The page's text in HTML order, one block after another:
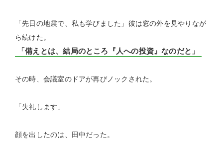
「先日の地震で、私も学びました」彼は窓の外を見やりなが
ら続けた。
「備えとは、結局のところ『人への投資』なのだと」
その時、会議室のドアが再びノックされた。
「失礼します」
顔を出したのは、田中だった。